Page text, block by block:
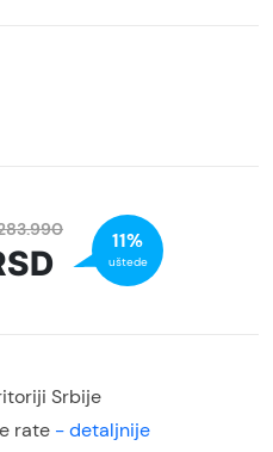
11%
uštede
Srbije
rate - detaljnije